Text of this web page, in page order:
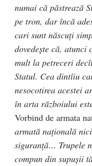
numai că păstrează
pe tron, dar încă
cari sunt născuţi
dovedeşte că,
mult la petreceri
Statul. Cea dintîiu
nesocotirea acestei
în arta războiului
Vorbind de armata
armată naţională
siguranţă… Trupele
compun din supușii